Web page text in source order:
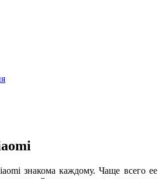
знакома каждому. Чаще всего ее